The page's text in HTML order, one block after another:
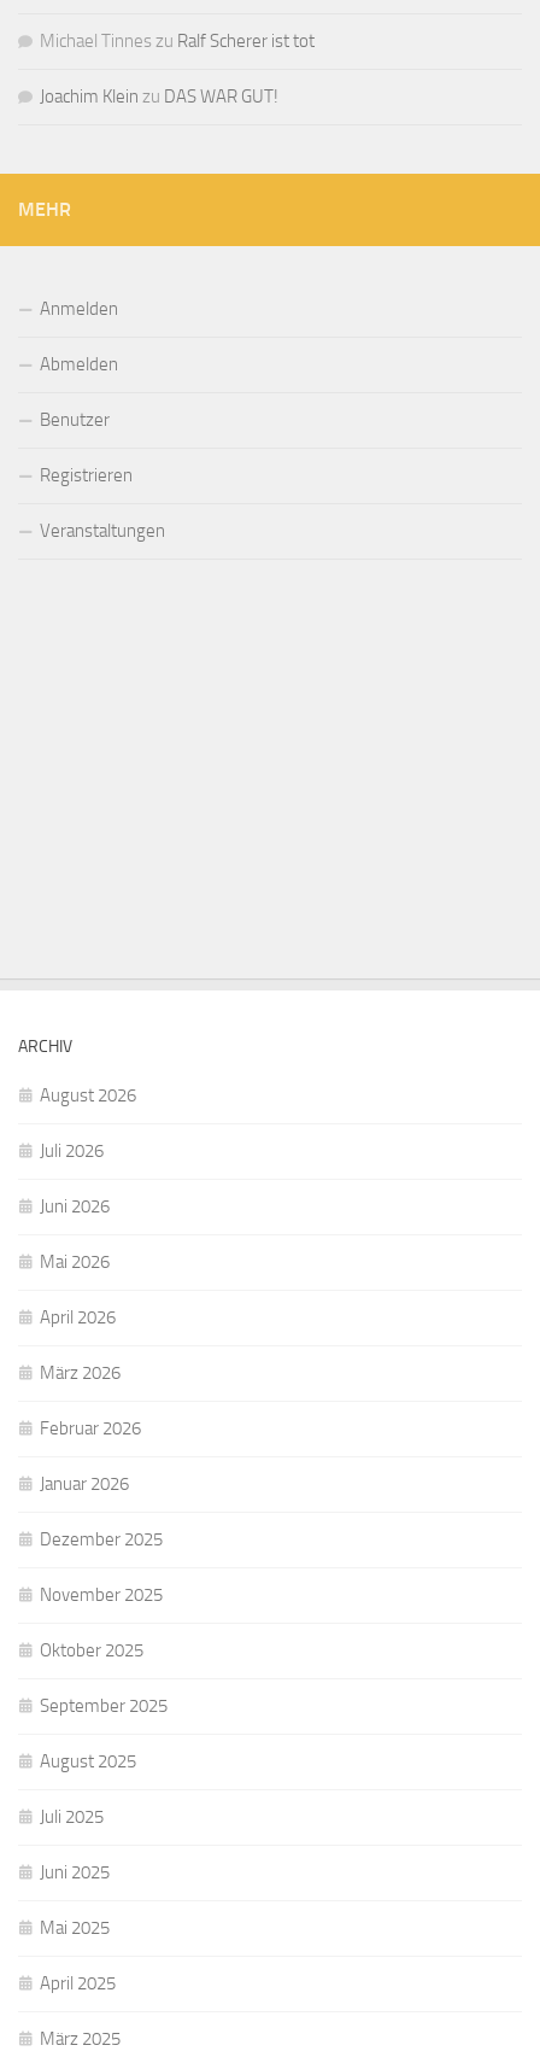
Michael Tinnes zu Ralf Scherer ist tot
Joachim Klein zu DAS WAR GUT!
MEHR
Anmelden
Abmelden
Benutzer
Registrieren
Veranstaltungen
ARCHIV
August 2026
Juli 2026
Juni 2026
Mai 2026
April 2026
März 2026
Februar 2026
Januar 2026
Dezember 2025
November 2025
Oktober 2025
September 2025
August 2025
Juli 2025
Juni 2025
Mai 2025
April 2025
März 2025